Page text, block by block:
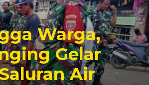
Makassar
Rp130 Miliar